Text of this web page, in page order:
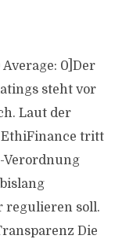
0]Der
steht vor
Laut der
EthiFinance tritt
Verordnung
regulieren soll.
Die